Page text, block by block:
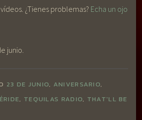
¿Tienes problemas? Echa un ojo
junio.
23 DE JUNIO, ANIVERSARIO,
, TEQUILAS RADIO, THAT'LL BE